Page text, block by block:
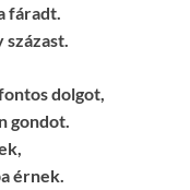
fáradt.
dolgot,
gondot.
érnek.